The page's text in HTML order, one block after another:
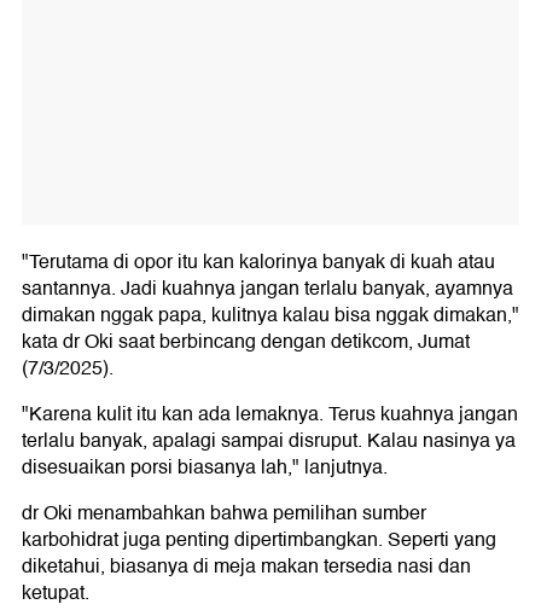
"Terutama di opor itu kan kalorinya banyak di kuah atau
santannya. Jadi kuahnya jangan terlalu banyak, ayamnya
dimakan nggak papa, kulitnya kalau bisa nggak dimakan,"
kata dr Oki saat berbincang dengan detikcom, Jumat
(7/3/2025).
"Karena kulit itu kan ada lemaknya. Terus kuahnya jangan
terlalu banyak, apalagi sampai disruput. Kalau nasinya ya
disesuaikan porsi biasanya lah," lanjutnya.
dr Oki menambahkan bahwa pemilihan sumber
karbohidrat juga penting dipertimbangkan. Seperti yang
diketahui, biasanya di meja makan tersedia nasi dan
ketupat.